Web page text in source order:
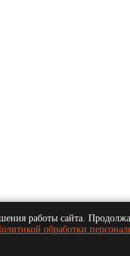
работы сайта.
обработки